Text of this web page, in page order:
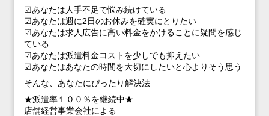
☑あなたは人手不足で悩み続けている
☑あなたは週に2日のお休みを確実にとりたい
☑あなたは求人広告に高い料金をかけることに疑問を感じ
ている
☑あなたは派遣料金コストを少しでも抑えたい
☑あなたはあなたの時間を大切にしたいと心よりそう思う
そんな、あなたにぴったり解決法
★派遣率１００％を継続中★
店舗経営事業会社による